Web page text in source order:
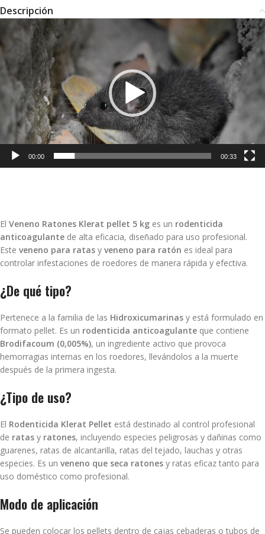
Descripción
Reproductor
Video
00:00 00:33
El Veneno Ratones Klerat pellet 5 kg es un rodenticida
anticoagulante de alta eficacia, diseñado para uso profesional.
Este veneno para ratas y veneno para ratón es ideal para
controlar infestaciones de roedores de manera rápida y efectiva.
¿De qué tipo?
Pertenece a la familia de las Hidroxicumarinas y está formulado en
formato pellet. Es un rodenticida anticoagulante que contiene
Brodifacoum (0,005%), un ingrediente activo que provoca
hemorragias internas en los roedores, llevándolos a la muerte
después de la primera ingesta.
¿Tipo de uso?
El Rodenticida Klerat Pellet está destinado al control profesional
de ratas y ratones, incluyendo especies peligrosas y dañinas como
guarenes, ratas de alcantarilla, ratas del tejado, lauchas y otras
especies. Es un veneno que seca ratones y ratas eficaz tanto para
uso doméstico como profesional.
Modo de aplicación
Se pueden colocar los pellets dentro de cajas cebaderas o tubos de